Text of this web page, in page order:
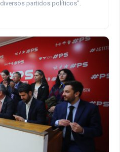
partidos políticos”.